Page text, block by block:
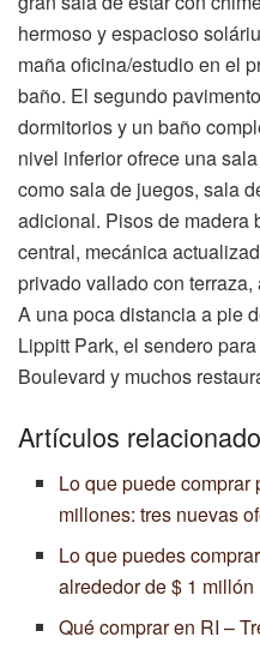
hermoso y espacioso
maña oficina/estudio en el
baño. El segundo
dormitorios y un baño
nivel inferior ofrece una
como sala de juegos, sala
adicional. Pisos de madera
central, mecánica
privado vallado con
A una poca distancia a pie
Lippitt Park, el sendero
Boulevard y muchos
Artículos
Lo que puede comprar
millones: tres nuevas
Lo que puedes
alrededor de $ 1 millón
Qué comprar en RI –